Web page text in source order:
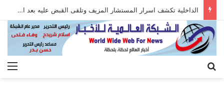
الداخلية تكشف اسرار المستشار المزيف وتلقى القبض عليه بعد الاستيلاء على أموال المواطنين